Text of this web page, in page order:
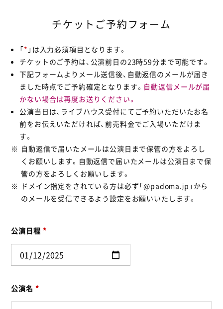
チケットご予約フォーム
「* 」は入力必須項目となります。
チケットのご予約は、公演前日の23時59分まで可能です。
下記フォームよりメール送信後、自動返信のメールが届き
ました時点でご予約確定となります。 自動返信メールが届
かない場合は再度お送りください。
公演当日は、ライブハウス受付にてご予約いただいたお名
前をお伝えいただければ、前売料金でご入場いただけま
す。
自動返信で届いたメールは公演日まで保管の方をよろし
くお願いします。自動返信で届いたメールは公演日まで保
管の方をよろしくお願いします。
ドメイン指定をされている方は必ず「@padoma.jp」から
のメールを受信できるよう設定をお願いいたします。
公演日程 *
公演名 *